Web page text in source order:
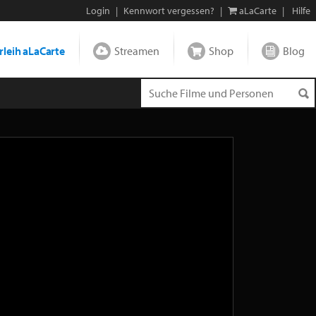
Login | Kennwort vergessen? | aLaCarte | Hilfe
aLaCarte Streamen Shop Blog